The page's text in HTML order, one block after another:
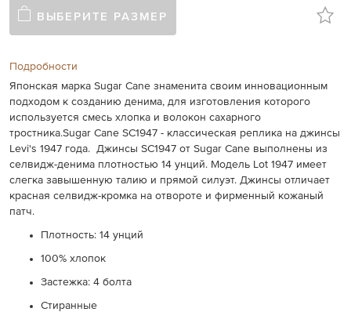
ВЫБЕРИТЕ РАЗМЕР
Подробности
Японская марка Sugar Cane знаменита своим инновационным
подходом к созданию денима, для изготовления которого
используется смесь хлопка и волокон сахарного
тростника.Sugar Cane SС1947 - классическая реплика на джинсы
Levi's 1947 года. Джинсы SC1947 от Sugar Cane выполнены из
селвидж-денима плотностью 14 унций. Модель Lot 1947 имеет
слегка завышенную талию и прямой силуэт. Джинсы отличает
красная селвидж-кромка на отвороте и фирменный кожаный
патч.
Плотность: 14 унций
100% хлопок
Застежка: 4 болта
Стиранные